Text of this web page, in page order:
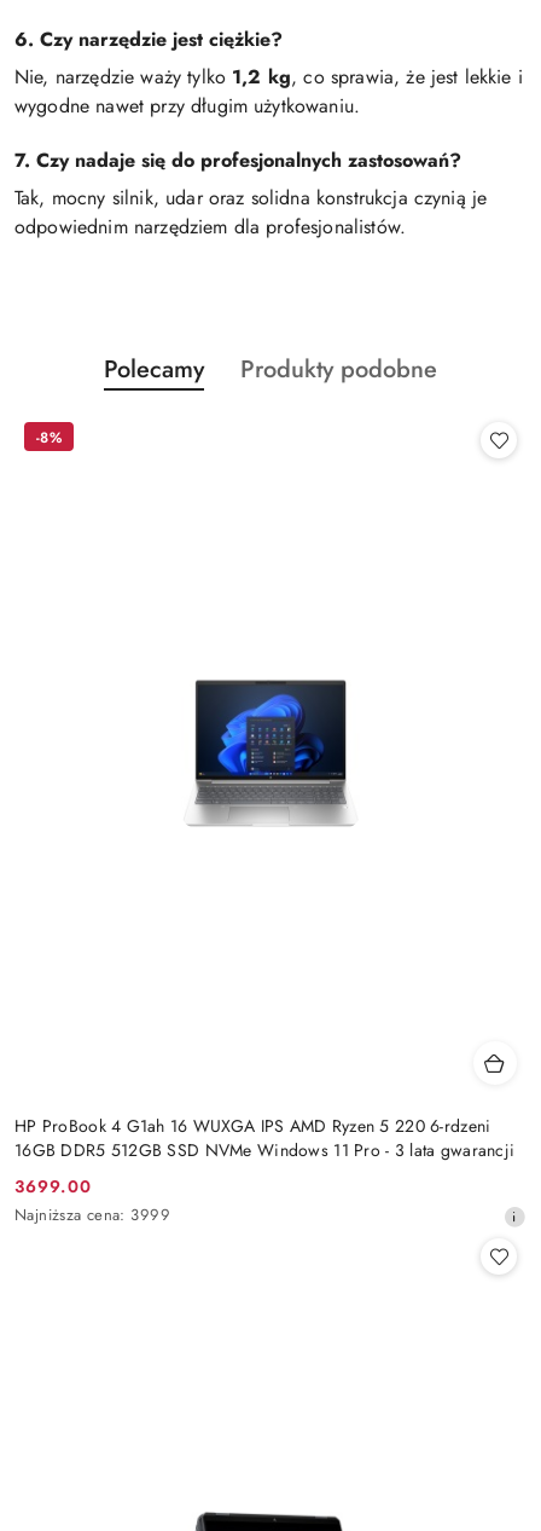
6. Czy narzędzie jest ciężkie?
Nie, narzędzie waży tylko 1,2 kg, co sprawia, że jest lekkie i
wygodne nawet przy długim użytkowaniu.
7. Czy nadaje się do profesjonalnych zastosowań?
Tak, mocny silnik, udar oraz solidna konstrukcja czynią je
odpowiednim narzędziem dla profesjonalistów.
Pomiń karuzelę produktów
Produkty
o
Polecamy
Produkty
Produkty podobne
HP ProBook 4 G1ah 16 WUXGA IPS AMD Ryzen 5 220 6-rdzeni
16GB DDR5 512GB SSD NVMe Windows 11 Pro - 3 lata gwarancji
Cena
promocyjna:
3699.00
Najniższa
Najniższa cena: 3999
-8%